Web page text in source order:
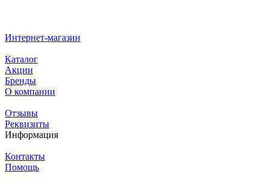
Интернет-магазин
Каталог
Акции
Бренды
О компании
Отзывы
Реквизиты
Информация
Контакты
Помощь